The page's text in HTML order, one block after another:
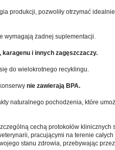
produkcji, pozwoliły otrzymać
wymagają żadnej suplementacji.
karagenu i innych zagęszczaczy.
do wielokrotnego recyklingu.
nie zawierają BPA.
naturalnego pochodzenia, które
cechą protokołów klinicznych
pracującymi na terenie całych
stanu zdrowia, przebywając przez